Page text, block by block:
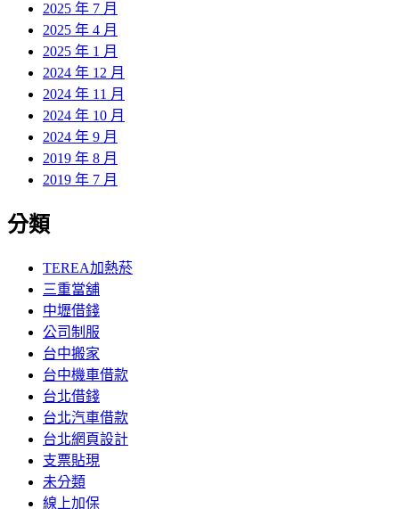
2025 年 7 月
2025 年 4 月
2025 年 1 月
2024 年 12 月
2024 年 11 月
2024 年 10 月
2024 年 9 月
2019 年 8 月
2019 年 7 月
分類
TEREA加熱菸
三重當舖
中壢借錢
公司制服
台中搬家
台中機車借款
台北借錢
台北汽車借款
台北網頁設計
支票貼現
未分類
線上加保